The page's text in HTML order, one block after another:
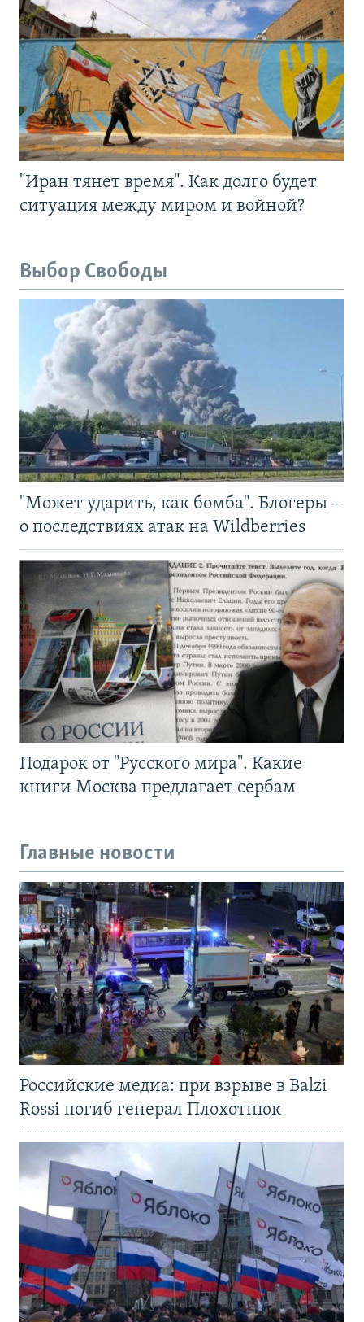
"Иран тянет время". Как долго будет
ситуация между миром и войной?
Выбор Свободы
"Может ударить, как бомба". Блогеры –
о последствиях атак на Wildberries
Подарок от "Русского мира". Какие
книги Москва предлагает сербам
Главные новости
Российские медиа: при взрыве в Balzi
Rossi погиб генерал Плохотнюк